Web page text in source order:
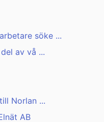
söke ...
av vå ...
Norlan ...
AB